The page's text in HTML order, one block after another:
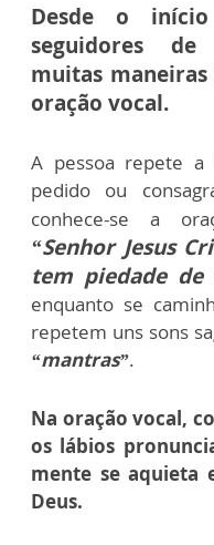
Desde o
seguidores de
muitas
oração vocal.
A pessoa repete a
pedido ou
conhece-se a
“Senhor Jesus
tem piedade de
enquanto se
repetem uns sons
“mantras”.
Na oração vocal,
os lábios
mente se aquieta
Deus.